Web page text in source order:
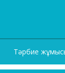
Тәрбие